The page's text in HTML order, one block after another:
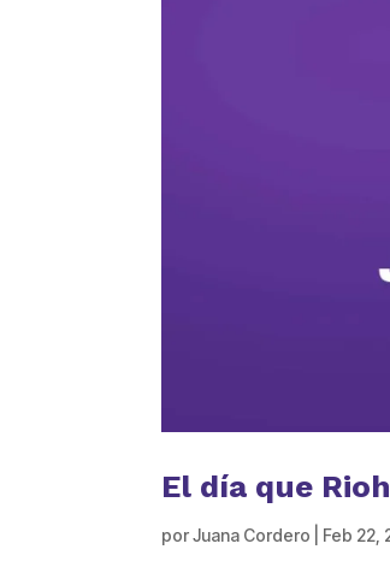
El día que
porJuana Cordero Feb 22,